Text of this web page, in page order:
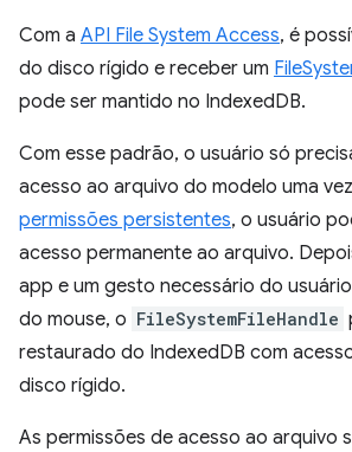
Com a API File System Access, é
do disco rígido e receber um
pode ser mantido no IndexedDB.
Com esse padrão, o usuário só
acesso ao arquivo do modelo uma
permissões persistentes, o usuário
acesso permanente ao arquivo.
app e um gesto necessário do
do mouse, o FileSystemFileHandle
restaurado do IndexedDB com
disco rígido.
As permissões de acesso ao arquivo